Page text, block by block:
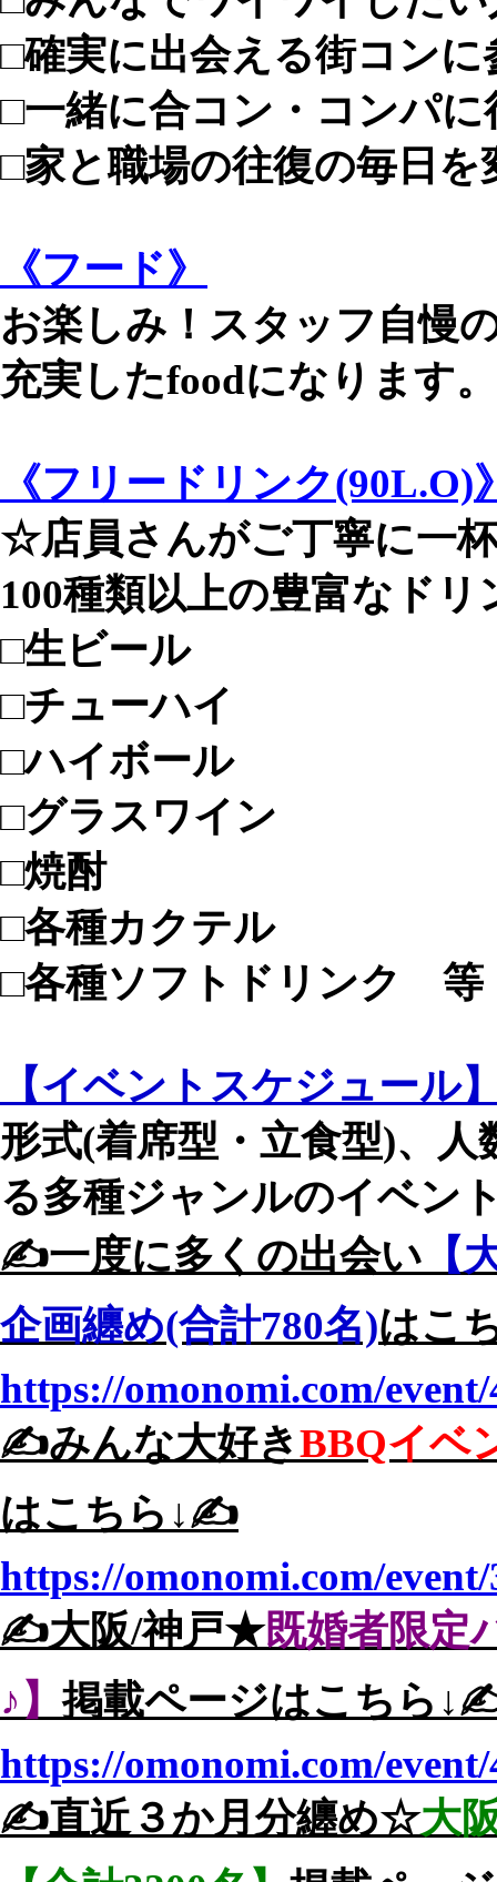
□確実に出会える街コンに
□一緒に合コン・コンパ
□家と職場の往復の毎日を
《フード》
お楽しみ！スタッフ自慢
充実したfoodになります。
《フリードリンク(90L.O)
☆店員さんがご丁寧に一
100種類以上の豊富なドリ
□生ビール
□チューハイ
□ハイボール
□グラスワイン
□焼酎
□各種カクテル
□各種ソフトドリンク 等
【イベントスケジュール
形式(着席型・立食型)、
る多種ジャンルのイベン
✍️一度に多くの出会い 【
企画纏め(合計780名)はこ
https://omonomi.com/
✍️みんな大好きBBQイベ
はこちら↓✍️
https://omonomi.com/
✍️大阪/神戸★既婚者限定
♪】掲載ページはこちら
https://omonomi.com/
✍️直近３か月分纏め☆大